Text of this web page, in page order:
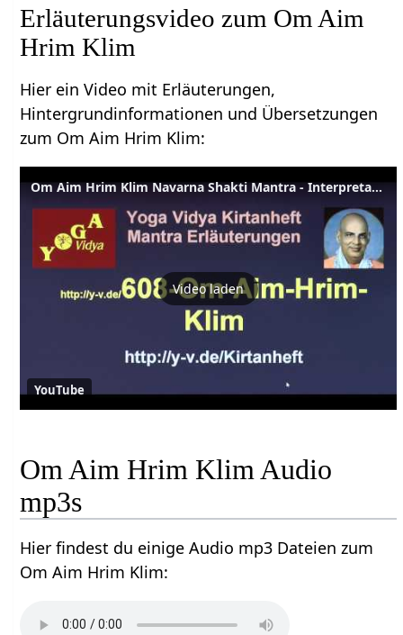
Erläuterungsvideo zum Om Aim
Hrim Klim
Hier ein Video mit Erläuterungen,
Hintergrundinformationen und Übersetzungen
zum Om Aim Hrim Klim:
Om Aim Hrim Klim Navarna Shakti Mantra - Interpretation und Übersetzung 608
Video laden
YouTube
Om Aim Hrim Klim Audio
mp3s
Hier findest du einige Audio mp3 Dateien zum
Om Aim Hrim Klim: